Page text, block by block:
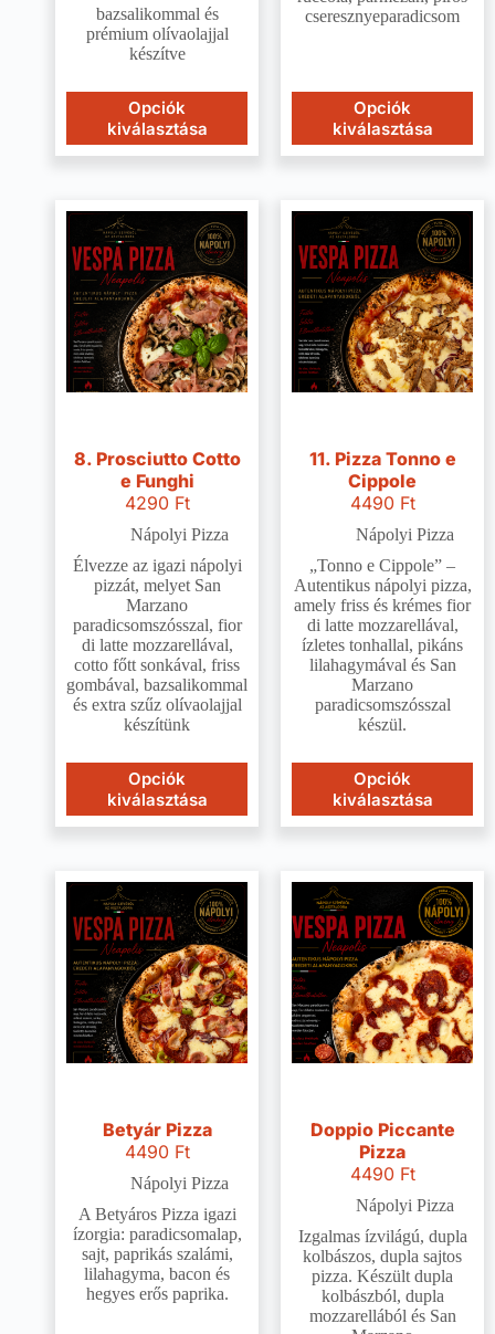
bazsalikommal és
prémium olívaolajjal
készítve
Opciók
kiválasztása
cseresznyeparadicsom
Opciók
kiválasztása
8. Prosciutto Cotto
e Funghi
4290 Ft
Nápolyi Pizza
Élvezze az igazi nápolyi
pizzát, melyet San
Marzano
paradicsomszósszal, fior
di latte mozzarellával,
cotto főtt sonkával, friss
gombával, bazsalikommal
és extra szűz olívaolajjal
készítünk
Opciók
kiválasztása
11. Pizza Tonno e
Cippole
4490 Ft
Nápolyi Pizza
„Tonno e Cippole” –
Autentikus nápolyi pizza,
amely friss és krémes fior
di latte mozzarellával,
ízletes tonhallal, pikáns
lilahagymával és San
Marzano
paradicsomszósszal
készül.
Opciók
kiválasztása
Betyár Pizza
4490 Ft
Nápolyi Pizza
A Betyáros Pizza igazi
ízorgia: paradicsomalap,
sajt, paprikás szalámi,
lilahagyma, bacon és
hegyes erős paprika.
Doppio Piccante
Pizza
4490 Ft
Nápolyi Pizza
Izgalmas ízvilágú, dupla
kolbászos, dupla sajtos
pizza. Készült dupla
kolbászból, dupla
mozzarellából és San